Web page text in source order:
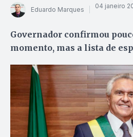
Eduardo Marques 04 janeiro
Governador confirmou
momento, mas a lista de